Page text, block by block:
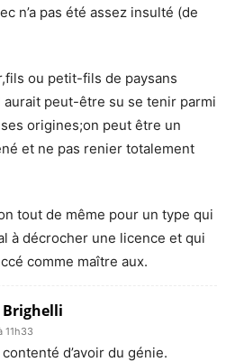
n’a pas été assez insulté (de
ou petit-fils de paysans
aurait peut-être su se tenir parmi
origines;on peut être un
et ne pas renier totalement
tout de même pour un type qui
à décrocher une licence et qui
comme maître aux.
Brighelli
11h33
contenté d’avoir du génie.